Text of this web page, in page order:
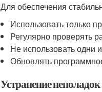
Для обеспечения
Использовать только
Регулярно проверять
Не использовать одни
Обновлять
Устранение неполадок